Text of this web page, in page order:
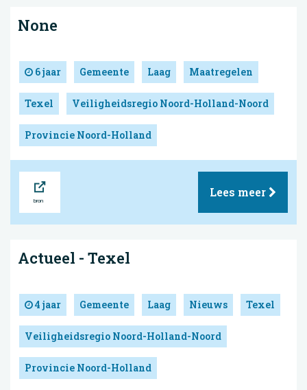
None
6 jaar Gemeente Laag Maatregelen
Texel Veiligheidsregio Noord-Holland-Noord
Provincie Noord-Holland
Lees meer
Actueel - Texel
4 jaar Gemeente Laag Nieuws Texel
Veiligheidsregio Noord-Holland-Noord
Provincie Noord-Holland